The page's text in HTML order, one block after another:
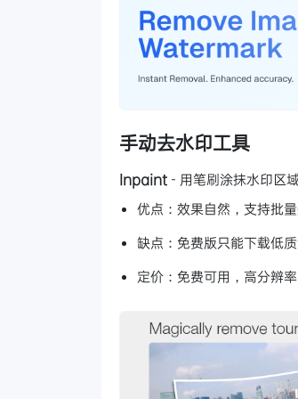
手动去水印工具
Inpaint - 用笔刷涂抹水印区
优点：效果自然，支持批
缺点：免费版只能下载低
定价：免费可用，高分辨